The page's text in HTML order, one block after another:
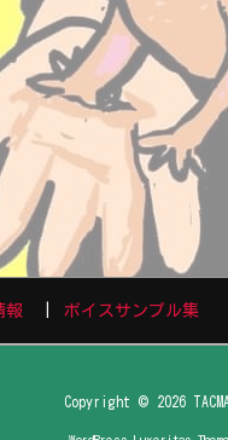
報 ボイスサンプル集
Copyright © 2026